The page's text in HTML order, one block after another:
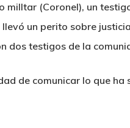
milltar (Coronel), un
un perito sobre
dos testigos de la
de comunicar lo que